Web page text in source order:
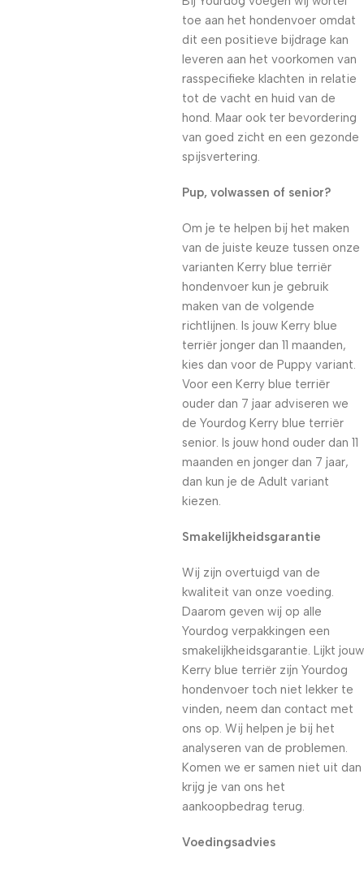
toe aan het hondenvoer omdat
dit een positieve bijdrage kan
leveren aan het voorkomen van
rasspecifieke klachten in relatie
tot de vacht en huid van de
hond. Maar ook ter bevordering
van goed zicht en een gezonde
spijsvertering.
Pup, volwassen of senior?
Om je te helpen bij het maken
van de juiste keuze tussen onze
varianten Kerry blue terriër
hondenvoer kun je gebruik
maken van de volgende
richtlijnen. Is jouw Kerry blue
terriër jonger dan 11 maanden,
kies dan voor de Puppy variant.
Voor een Kerry blue terriër
ouder dan 7 jaar adviseren we
de Yourdog Kerry blue terriër
senior. Is jouw hond ouder dan 11
maanden en jonger dan 7 jaar,
dan kun je de Adult variant
kiezen.
Smakelijkheidsgarantie
Wij zijn overtuigd van de
kwaliteit van onze voeding.
Daarom geven wij op alle
Yourdog verpakkingen een
smakelijkheidsgarantie. Lijkt jouw
Kerry blue terriër zijn Yourdog
hondenvoer toch niet lekker te
vinden, neem dan contact met
ons op. Wij helpen je bij het
analyseren van de problemen.
Komen we er samen niet uit dan
krijg je van ons het
aankoopbedrag terug.
Voedingsadvies